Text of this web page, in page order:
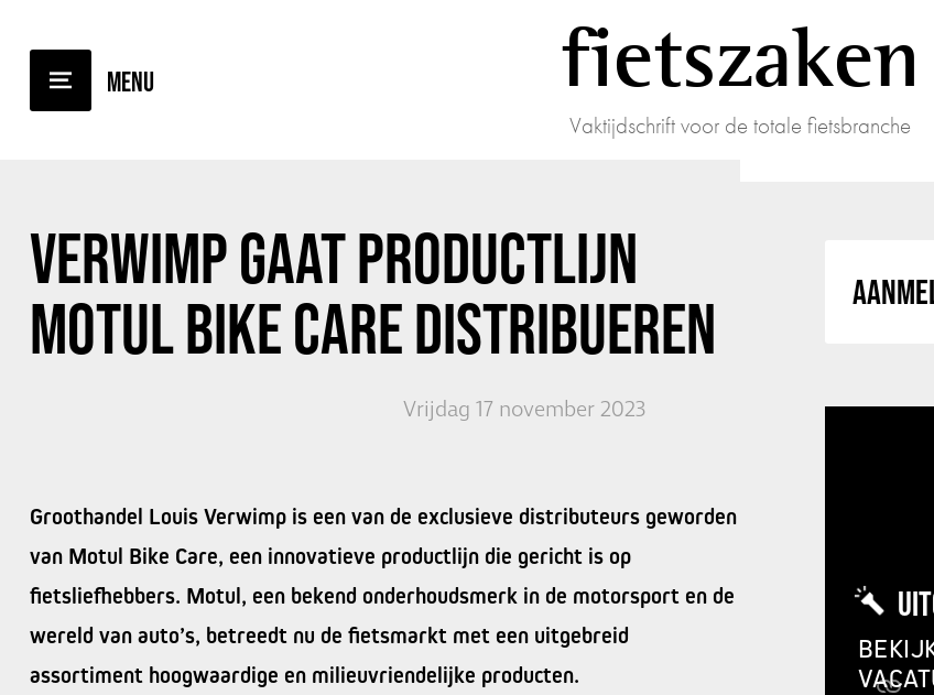
fietszaken
Vaktijdschrift voor de totale fietsbranche
VERWIMP GAAT PRODUCTLIJN
MOTUL BIKE CAREDISTRIBUEREN
Vrijdag 17 november 2023
Groothandel Louis Verwimp is een van de exclusieve distributeurs geworden
van Motul Bike Care, een innovatieve productlijn die gericht is op
fietsliefhebbers. Motul, een bekend onderhoudsmerk in de motorsport en de
wereld van auto’s, betreedt nu de fietsmarkt met een uitgebreid
assortiment hoogwaardige en milieuvriendelijke producten.